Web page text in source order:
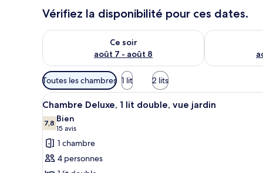
Vérifiez la disponibilité pour ces dates.
Ce soir
août 7 - août 8
Vérifier la disponibilité pour ce soir août 7 - août 8
Vérifier la
Filtres
disponibles
pour
les
chambres
Toutes les chambres 1 lit 2 lits
Afficher
toutes
les
photos
pour
ce
Une chambre d’hôtel avec
11
Chambre Deluxe, 1 lit double, vue jardin
7,87,8 sur 10
Bien
15 avis
(15 avis)
1 chambre
4 personnes